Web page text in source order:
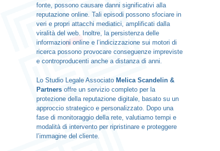
fonte, possono causare danni significativi alla
reputazione online. Tali episodi possono sfociare in
veri e propri attacchi mediatici, amplificati dalla
viralità del web. Inoltre, la persistenza delle
informazioni online e l’indicizzazione sui motori di
ricerca possono provocare conseguenze impreviste
e controproducenti anche a distanza di anni.
Lo Studio Legale Associato Melica Scandelin &
Partners offre un servizio completo per la
protezione della reputazione digitale, basato su un
approccio strategico e personalizzato. Dopo una
fase di monitoraggio della rete, valutiamo tempi e
modalità di intervento per ripristinare e proteggere
l’immagine del cliente.